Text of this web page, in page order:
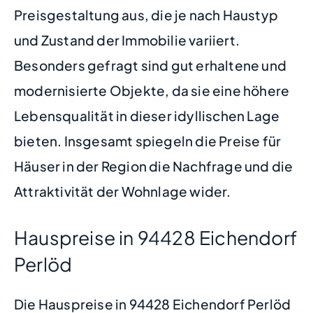
Preisgestaltung aus, die je nach Haustyp
und Zustand der Immobilie variiert.
Besonders gefragt sind gut erhaltene und
modernisierte Objekte, da sie eine höhere
Lebensqualität in dieser idyllischen Lage
bieten. Insgesamt spiegeln die Preise für
Häuser in der Region die Nachfrage und die
Attraktivität der Wohnlage wider.
Hauspreise in 94428 Eichendorf
Perlöd
Die Hauspreise in 94428 Eichendorf Perlöd